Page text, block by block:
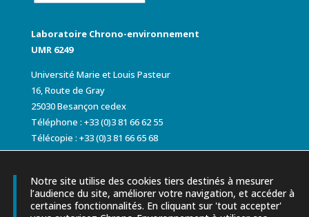
Laboratoire Chrono-environnement
UMR 6249
Université Marie et Louis Pasteur
16, Route de Gray
25030 Besançon cedex
Téléphone : +33 (0)3 81 66 62 55
Télécopie : +33 (0)3 81 66 65 68
Notre site utilise des cookies tiers destinés à mesurer
l’audience du site, améliorer votre navigation, et accéder à
certaines fonctionnalités. En cliquant sur 'tout accepter'